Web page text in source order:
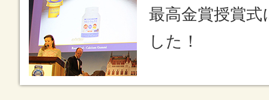
最高金賞授賞
した！